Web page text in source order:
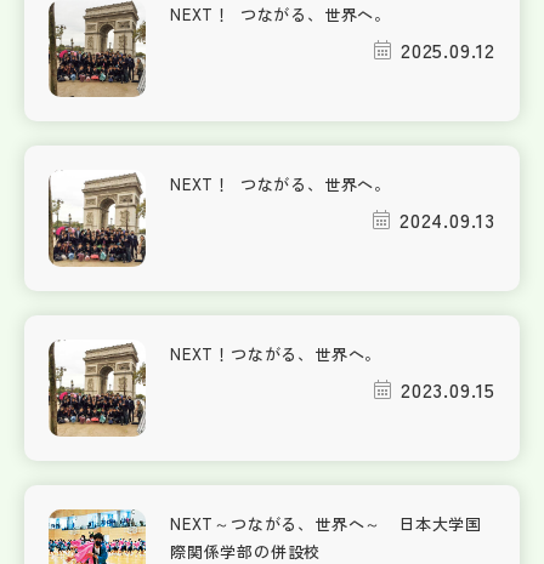
NEXT！ つながる、世界へ。
2025.09.12
NEXT！ つながる、世界へ。
2024.09.13
NEXT！つながる、世界へ。
2023.09.15
NEXT～つながる、世界へ～ 日本大学国
際関係学部の併設校